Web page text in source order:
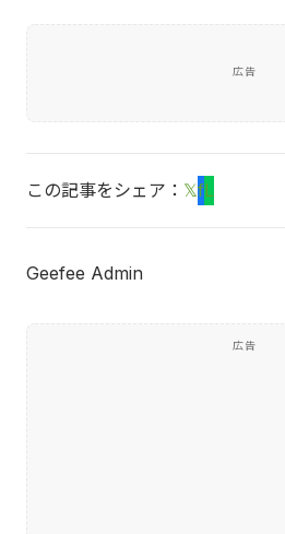
広告
この記事をシェア： 𝕏fL
Geefee Admin
広告